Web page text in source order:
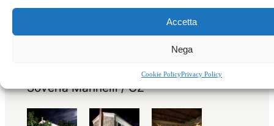
Accetta
Nega
Cookie PolicyPrivacy Policy
Località Polso – 88049,
Soveria Mannelli / CZ